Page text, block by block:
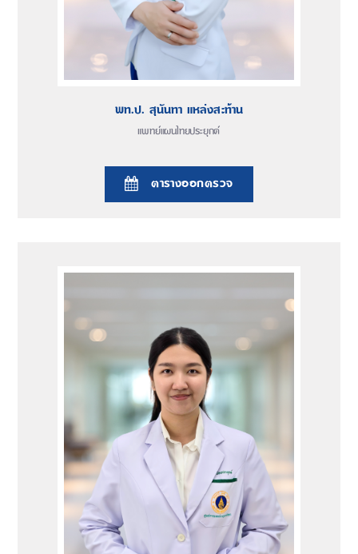
แพทย์แผนไทยประยุกต์
พท.ป. สุนันทา แหล่งสะท้าน
ตารางออกตรวจ